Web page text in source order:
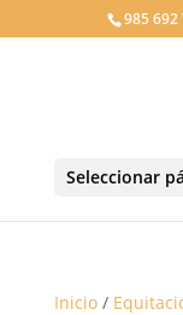
985 692
Seleccionar
Inicio/